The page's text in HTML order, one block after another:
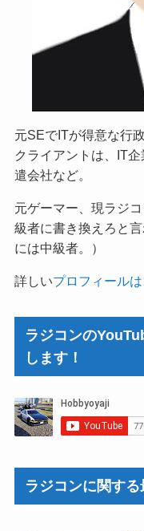
元SEでITが得意な行
クライアントは、IT
遣会社など。
元ゲーマー、現ラジ
級者に書き換えろと
には中級者。）
詳しいプロフィール
ラジコンの
します！
ラジコンに関す